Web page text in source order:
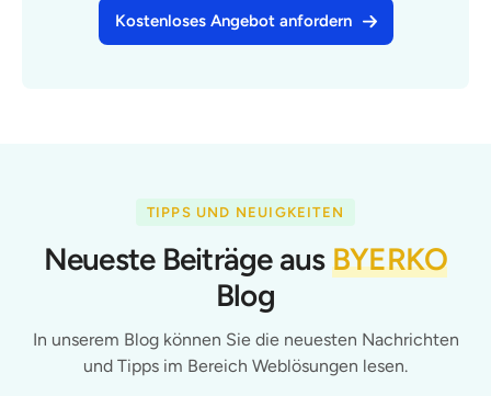
Kostenloses Angebot anfordern
TIPPS UND NEUIGKEITEN
Neueste Beiträge ausBYERKO
Blog
In unserem Blog können Sie die neuesten Nachrichten
und Tipps im Bereich Weblösungen lesen.